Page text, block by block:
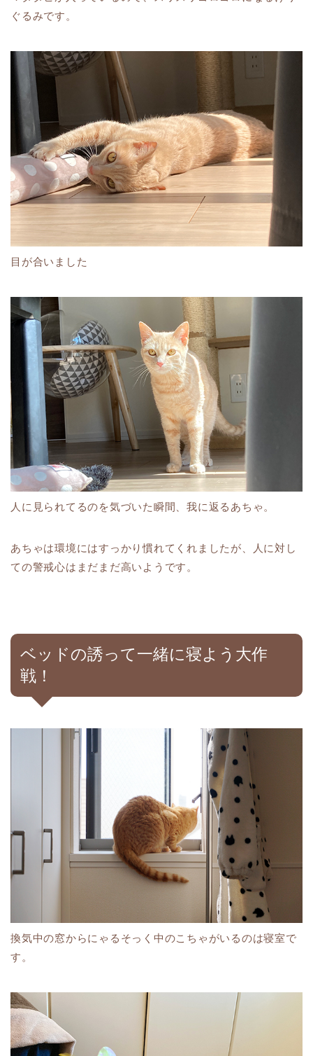
ぐるみです。
目が合いました
人に見られてるのを気づいた瞬間、我に返るあちゃ。
あちゃは環境にはすっかり慣れてくれましたが、人に対し
ての警戒心はまだまだ高いようです。
ベッドの誘って一緒に寝よう大作
戦！
換気中の窓からにゃるそっく中のこちゃがいるのは寝室で
す。